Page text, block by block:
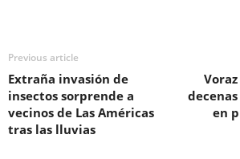
Previous article
Extraña invasión de
insectos sorprende a
vecinos de Las Américas
tras las lluvias
en